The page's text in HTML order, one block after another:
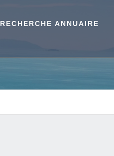
RECHERCHE ANNUAIRE